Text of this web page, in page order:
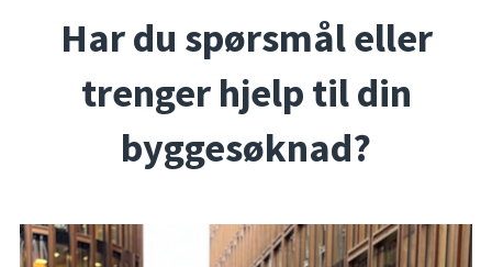
Har du spørsmål eller
trenger hjelp til din
byggesøknad?